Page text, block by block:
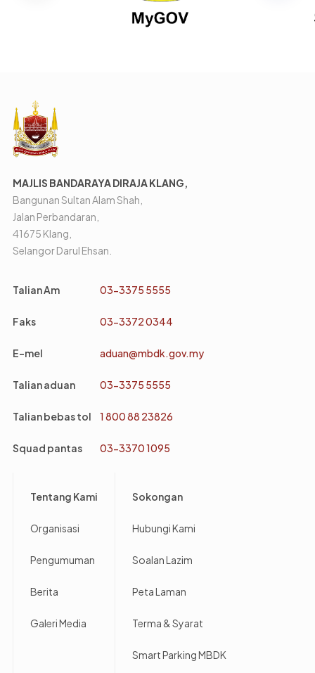
MAJLIS BANDARAYA DIRAJA KLANG,
Bangunan Sultan Alam Shah,
Jalan Perbandaran,
41675 Klang,
Selangor Darul Ehsan.
Talian Am 03-3375 5555
Faks 03-3372 0344
E-mel aduan@mbdk.gov.my
Talian aduan 03-3375 5555
Talian bebas tol 1 800 88 23826
Squad pantas 03-3370 1095
Tentang Kami
Organisasi
Pengumuman
Berita
Galeri Media
Sokongan
Hubungi Kami
Soalan Lazim
Peta Laman
Terma & Syarat
Smart Parking MBDK